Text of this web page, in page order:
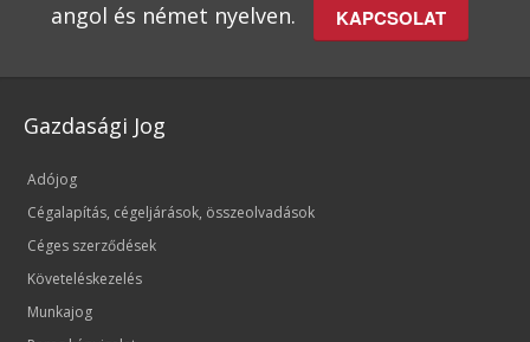
angol és német nyelven.
KAPCSOLAT
Gazdasági Jog
Adójog
Cégalapítás, cégeljárások, összeolvadások
Céges szerződések
Követeléskezelés
Munkajog